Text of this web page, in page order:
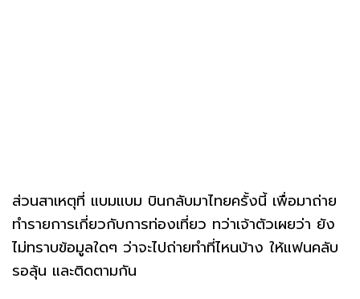
ส่วนสาเหตุที่ แบมแบม บินกลับมาไทยครั้งนี้ เพื่อมาถ่าย
ทำรายการเกี่ยวกับการท่องเที่ยว ทว่าเจ้าตัวเผยว่า ยัง
ไม่ทราบข้อมูลใดๆ ว่าจะไปถ่ายทำที่ไหนบ้าง ให้แฟนคลับ
รอลุ้น และติดตามกัน